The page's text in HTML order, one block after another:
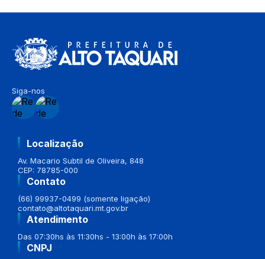
Siga-nos
Localização
Av. Macario Subtil de Oliveira, 848
CEP: 78785-000
Contato
(66) 99937-0499 (somente ligação)
contato@altotaquari.mt.gov.br
Atendimento
Das 07:30hs às 11:30hs - 13:00h às 17:00h
CNPJ